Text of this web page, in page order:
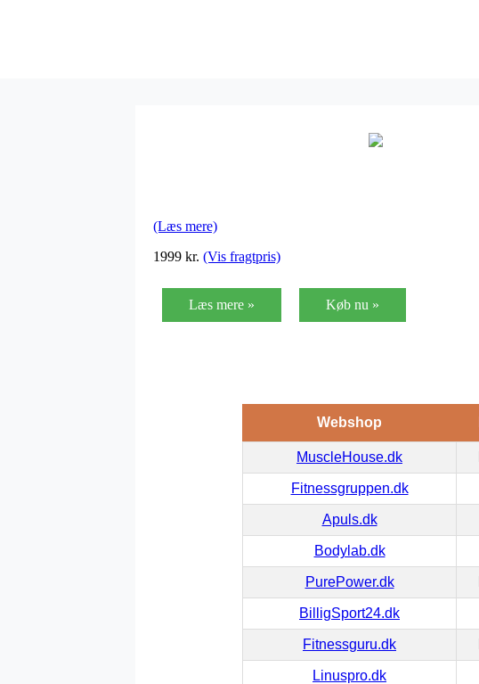
(Læs mere)
1999 kr. (Vis fragtpris)
Læs mere » Køb nu »
Webshop
MuscleHouse.dk
Fitnessgruppen.dk
Apuls.dk
Bodylab.dk
PurePower.dk
BilligSport24.dk
Fitnessguru.dk
Linuspro.dk